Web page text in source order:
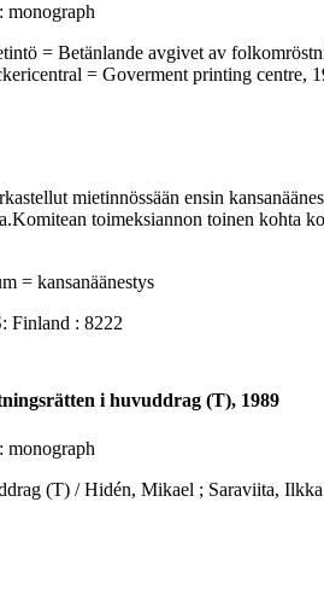
= Betänlande avgivet av
= Goverment printing centre,
mietinnössään ensin
toimeksiannon toinen kohta
= kansanäänestys
Finland : 8222
i huvuddrag (T), 1989
(T) / Hidén, Mikael ; Saraviita,